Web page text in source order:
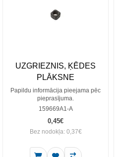
UZGRIEZNIS, ĶĒDES
PLĀKSNE
Papildu informācija pieejama pēc
pieprasījuma.
159669A1-A
0,45€
Bez nodokļa: 0,37€